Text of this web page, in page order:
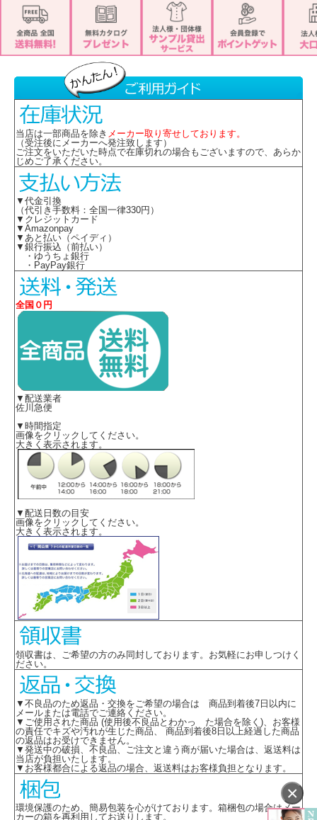
×
当店は一部商品を除き メーカー取り寄せしております。
（受注後にメーカーへ発注致します）
ご注文をいただいた時点で在庫切れの場合もございますので、あらか
じめご了承ください。
▼代金引換
（代引き手数料：全国一律330円）
▼クレジットカード
▼Amazonpay
▼あと払い（ペイディ）
▼銀行振込（前払い）
・ゆうちょ銀行
・PayPay銀行
全国０円
▼配送業者
佐川急便
▼時間指定
画像をクリックしてください。
大きく表示されます。
▼配送日数の目安
画像をクリックしてください。
大きく表示されます。
領収書は、ご希望の方のみ同封しております。お気軽にお申しつけく
ださい。
▼不良品のため返品・交換をご希望の場合は 商品到着後7日以内に
メールまたは電話でご連絡ください。
▼ご使用された商品 (使用後不良品とわかっ た場合を除く)、お客様
の責任でキズや汚れが生じた商品、 商品到着後8日以上経過した商品
の返品はお受けできません。
▼発送中の破損、不良品、ご注文と違う商が届いた場合は、返送料は
当店が負担いたします。
▼お客様都合による返品の場合、返送料はお客様負担となります。
環境保護のため、簡易包装を心がけております。箱梱包の場合はメー
カーの箱を再利用してお送りします。